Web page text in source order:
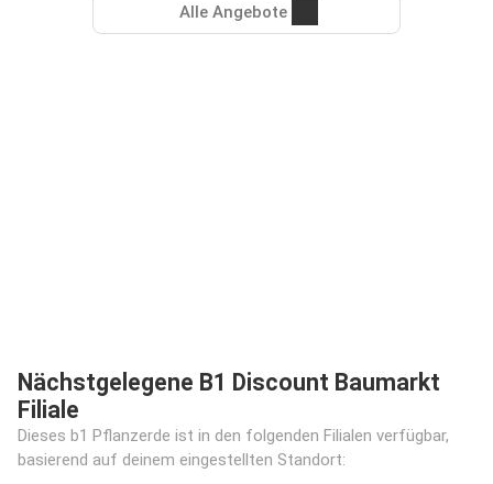
Alle Angebote
Nächstgelegene B1 Discount Baumarkt
Filiale
Dieses b1 Pflanzerde ist in den folgenden Filialen verfügbar,
basierend auf deinem eingestellten Standort: